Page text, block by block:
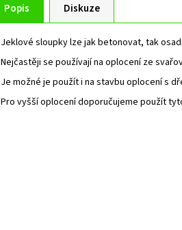
Popis Diskuze
Jeklové sloupky lze jak betonovat, tak
Nejčastěji se používají na oplocení ze
Je možné je použít i na stavbu oplocení s
Pro vyšší oplocení doporučujeme použít